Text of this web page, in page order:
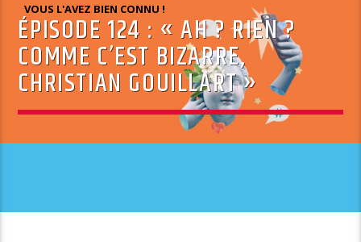
VOUS L'AVEZ BIEN CONNU !
ÉPISODE 124 : « AH ? RIEN ?
COMME C’EST BIZARRE,
CHRISTIAN GOUILLART »